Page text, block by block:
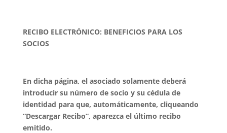
RECIBO ELECTRÓNICO: BENEFICIOS PARA LOS
SOCIOS
En dicha página, el asociado solamente deberá
introducir su número de socio y su cédula de
identidad para que, automáticamente, cliqueando
“Descargar Recibo”, aparezca el último recibo
emitido.